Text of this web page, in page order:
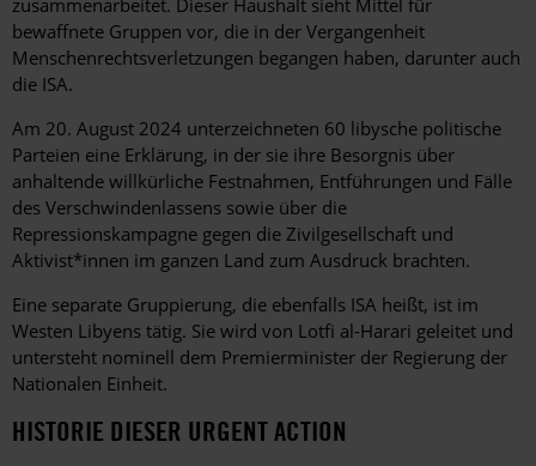
bewaffnete Gruppen vor, die in der Vergangenheit
Menschenrechtsverletzungen begangen haben, darunter auch
die ISA.
Am 20. August 2024 unterzeichneten 60 libysche politische
Parteien eine Erklärung, in der sie ihre Besorgnis über
anhaltende willkürliche Festnahmen, Entführungen und Fälle
des Verschwindenlassens sowie über die
Repressionskampagne gegen die Zivilgesellschaft und
Aktivist*innen im ganzen Land zum Ausdruck brachten.
Eine separate Gruppierung, die ebenfalls ISA heißt, ist im
Westen Libyens tätig. Sie wird von Lotfi al-Harari geleitet und
untersteht nominell dem Premierminister der Regierung der
Nationalen Einheit.
HISTORIE DIESER URGENT ACTION